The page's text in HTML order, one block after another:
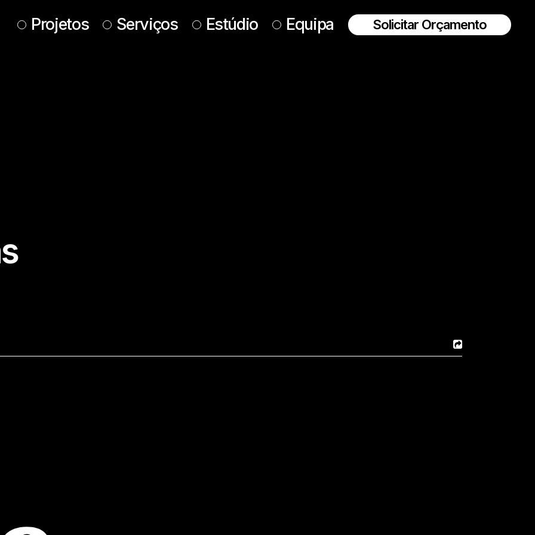
Projetos Serviços Estúdio Equipa Solicitar Orçamento